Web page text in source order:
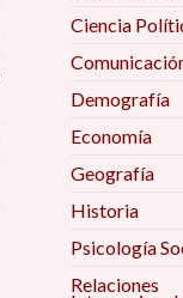
Ciencia
Demografía
Economía
Geografía
Historia
Psicología
Relaciones